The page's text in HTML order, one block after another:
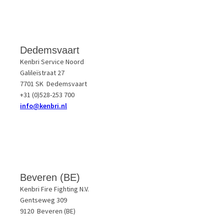
Dedemsvaart
Kenbri Service Noord
Galileïstraat 27
7701 SK Dedemsvaart
+31 (0)528-253 700
info@kenbri.nl
Beveren (BE)
Kenbri Fire Fighting N.V.
Gentseweg 309
9120 Beveren (BE)